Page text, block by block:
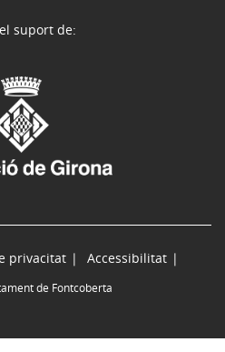
privacitat
Accessibilitat
de Fontcoberta
suport de: